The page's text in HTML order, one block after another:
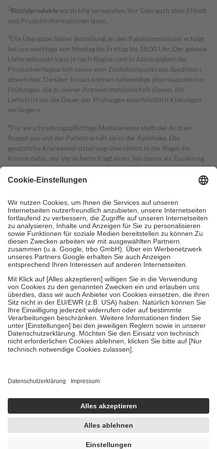
2Biozidproduktevorsichtig verwenden. Vor Gebrauch stets Etikett
und Produktinformationen lesen.
3Die Übergabe deiner Bestellung an den Paketdienstleister erfolgt
bei uns werktags von Montag bis Freitag bis 18:00 Uhr. Der genaue
Lieferzeitpunkt kann je nach Region und in Abhängigkeit der
Produktverfügbarkeit sowie vom Zustellzeitpunkt des Spediteurs
abweichen. Darüber hinaus können notwendige pharmazeutische
Prüfungen, die zu deiner Arzneimittelsicherheit dienen, die
Lieferfrist um die Dauer der Prüfungen einschließlich Klärungen
verlängern.
4Für verschreibungspflichtige Medikamente stellt der Arzt ein
Rezept aus und der Patient erhält sie in der Apotheke. Die
gesetzliche Krankenversicherung übernimmt in der Regel die
Kosten dafür, der Versicherte trägt einen Teil davon als Zuzahlung
mit.
Grundsätzlich leisten Mitglieder Zuzahlungen in Höhe von zehn
höchstens zehn Euro.
Es sind jedoch nie mehr als die tatsächlichen
Kosten der Leistung zu entrichten.
Diese Regeln gelten grundsätzlich auch für Online-Apotheken.
Bei Heilmitteln und häuslicher Krankenpflege beträgt die
Zuzahlung zehn Prozent der Kosten sowie zehn Euro je
Verordnung.
Um das Engagement der Versicherten für ihre eigene Gesundheit zu
stärken und die besondere Stellung der Familie zu unterstützen,
fallenkeine Zuzahlungenan bei:
• Kindern und Jugendlichen bis zum vollendeten 18. Lebensjahr
mit Ausnahme der Fahrkosten
• Untersuchungen zur Vorsorge und Früherkennung, die von der
GKV getragen werden
• empfohlenen Schutzimpfungen
• Harn- und Blutteststreifen
getroffen, um sicherzustellen, dass es sich um echte Bewertungen
https://help.etrusted.com/hc/de/articles/4419944605341
Einige Bilder und Inhalte wurden unter Zuhilfenahme künstlicher